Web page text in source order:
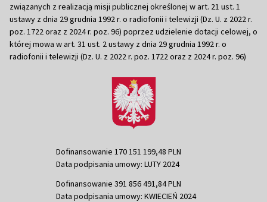
związanych z realizacją misji publicznej określonej w art. 21 ust. 1
ustawy z dnia 29 grudnia 1992 r. o radiofonii i telewizji (Dz. U. z 2022 r.
poz. 1722 oraz z 2024 r. poz. 96) poprzez udzielenie dotacji celowej, o
której mowa w art. 31 ust. 2 ustawy z dnia 29 grudnia 1992 r. o
radiofonii i telewizji (Dz. U. z 2022 r. poz. 1722 oraz z 2024 r. poz. 96)
Dofinansowanie 170 151 199,48 PLN
Data podpisania umowy: LUTY 2024
Dofinansowanie 391 856 491,84 PLN
Data podpisania umowy: KWIECIEŃ 2024